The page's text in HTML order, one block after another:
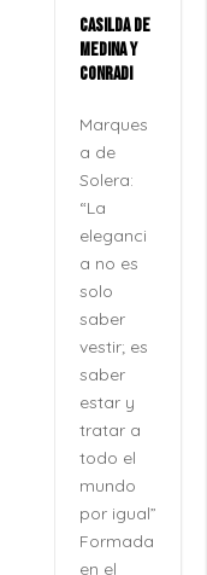
CASILDA DE
MEDINA Y
CONRADI
Marques
a de
Solera:
“La
eleganci
a no es
solo
saber
vestir; es
saber
estar y
tratar a
todo el
mundo
por igual”
Formada
en el